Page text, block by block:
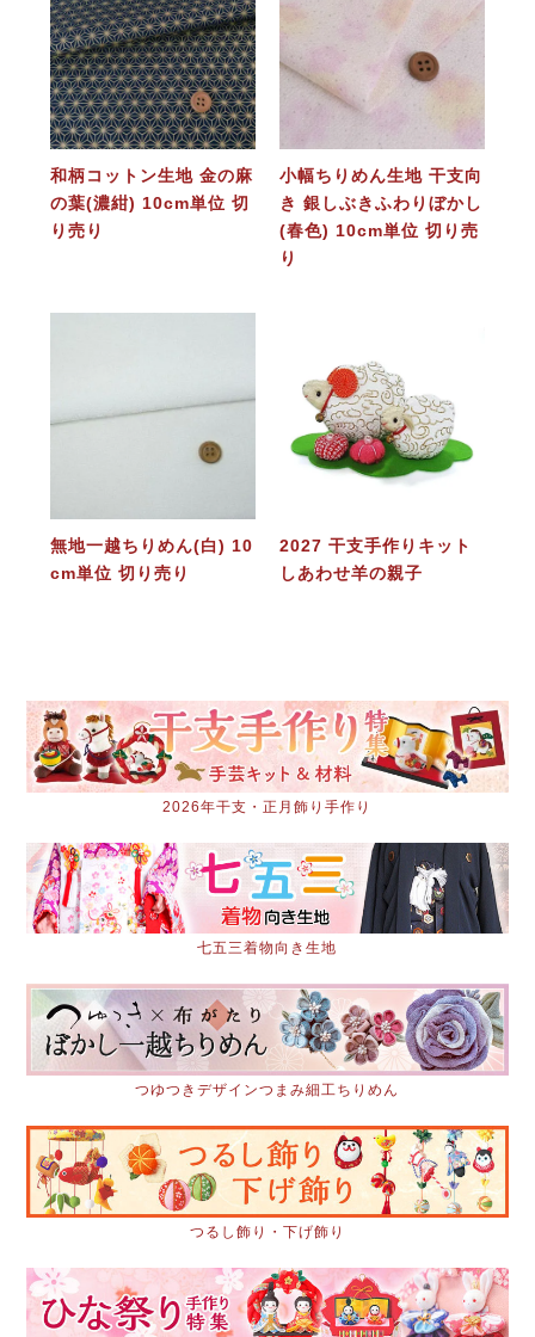
和柄コットン生地 金の麻
の葉(濃紺) 10cm単位 切
り売り
小幅ちりめん生地 干支向
き 銀しぶきふわりぼかし
(春色) 10cm単位 切り売
り
無地一越ちりめん(白) 10
cm単位 切り売り
2027 干支手作りキット
しあわせ羊の親子
2026年干支・正月飾り手作り
七五三着物向き生地
つゆつきデザインつまみ細工ちりめん
つるし飾り・下げ飾り